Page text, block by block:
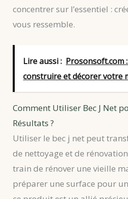
concentrer sur l’essentiel :
vous ressemble.
Lire aussi : Prosonsoft.com
construire et décorer votre
Comment Utiliser Bec J Net
Résultats ?
Utiliser le bec j net peut
de nettoyage et de
train de rénover une vieille
préparer une surface pour